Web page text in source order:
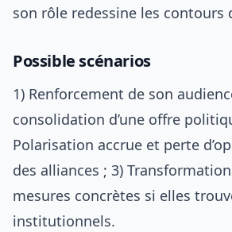
son rôle redessine les contours
Possible scénarios
1) Renforcement de son
consolidation d’une offre
Polarisation accrue et perte
des alliances ; 3)
mesures concrètes si elles
institutionnels.